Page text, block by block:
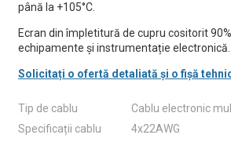
până la +105°C.
Ecran din împletitură de cupru cositorit
echipamente și instrumentație electronică.
Solicitați o ofertă detaliată și o fișă
Tip de cablu
Cablu electronic
Specificații cablu
4x22AWG